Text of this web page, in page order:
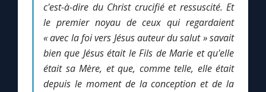
c'est-à-dire du Christ crucifié et ressuscité. Et
le premier noyau de ceux qui regardaient
« avec la foi vers Jésus auteur du salut » savait
bien que Jésus était le Fils de Marie et qu'elle
était sa Mère, et que, comme telle, elle était
depuis le moment de la conception et de la